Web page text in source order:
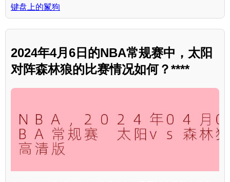
键盘上的鬣狗
2024年4月6日的NBA常规赛中，太阳
对阵森林狼的比赛情况如何？****